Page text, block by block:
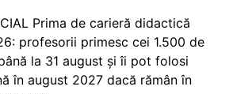
Prima de carieră didactică
profesorii primesc cei 1.500 de
la 31 august și îi pot folosi
în august 2027 dacă rămân în